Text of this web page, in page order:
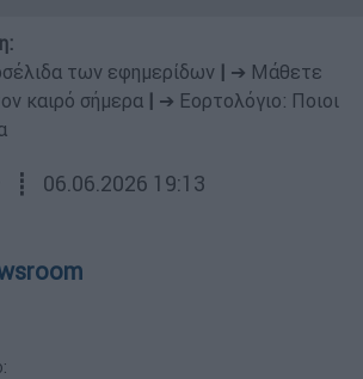
των εφημερίδων
➔ Μάθετε
καιρό σήμερα
➔ Εορτολόγιο: Ποιοι
┋ 06.06.2026 19:13